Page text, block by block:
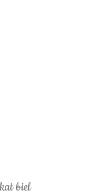
biel